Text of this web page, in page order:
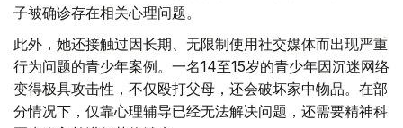
子被确诊存在相关心理问题。
此外，她还接触过因长期、无限制使用社交媒体而出现严重
行为问题的青少年案例。一名14至15岁的青少年因沉迷网络
变得极具攻击性，不仅殴打父母，还会破坏家中物品。在部
分情况下，仅靠心理辅导已经无法解决问题，还需要精神科